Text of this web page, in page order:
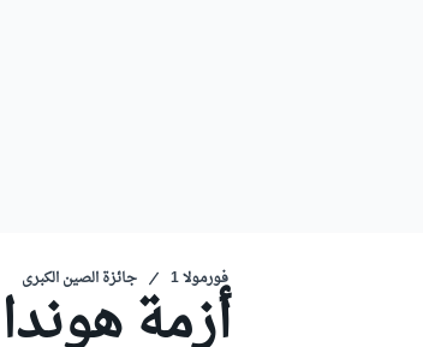
فورمولا 1 جائزة الصين الكبرىأزمة